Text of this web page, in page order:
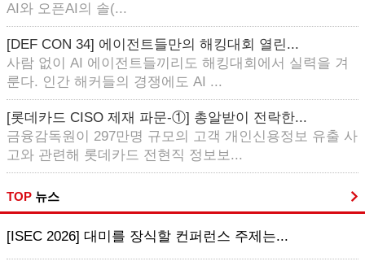
AI와 오픈AI의 솔(...
[DEF CON 34] 에이전트들만의 해킹대회 열린...
사람 없이 AI 에이전트들끼리도 해킹대회에서 실력을 겨
룬다. 인간 해커들의 경쟁에도 AI ...
[롯데카드 CISO 제재 파문-①] 총알받이 전락한...
금융감독원이 297만명 규모의 고객 개인신용정보 유출 사
고와 관련해 롯데카드 전현직 정보보...
TOP 뉴스
[ISEC 2026] 대미를 장식할 컨퍼런스 주제는...